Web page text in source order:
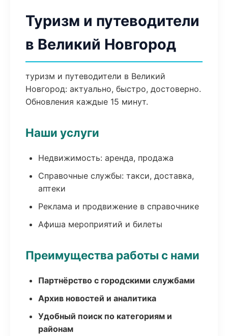
Туризм и путеводители
в Великий Новгород
туризм и путеводители в Великий
Новгород: актуально, быстро, достоверно.
Обновления каждые 15 минут.
Наши услуги
Недвижимость: аренда, продажа
Справочные службы: такси, доставка,
аптеки
Реклама и продвижение в справочнике
Афиша мероприятий и билеты
Преимущества работы с нами
Партнёрство с городскими службами
Архив новостей и аналитика
Удобный поиск по категориям и
районам